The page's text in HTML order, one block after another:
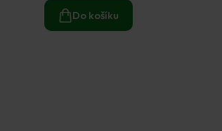
Do košíku